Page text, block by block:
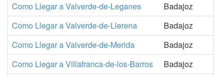
Como Llegar a Valverde-de-Leganes
Badajoz
Como Llegar a Valverde-de-Llerena
Badajoz
Como Llegar a Valverde-de-Merida
Badajoz
Como Llegar a Villafranca-de-los-Barros
Badajoz